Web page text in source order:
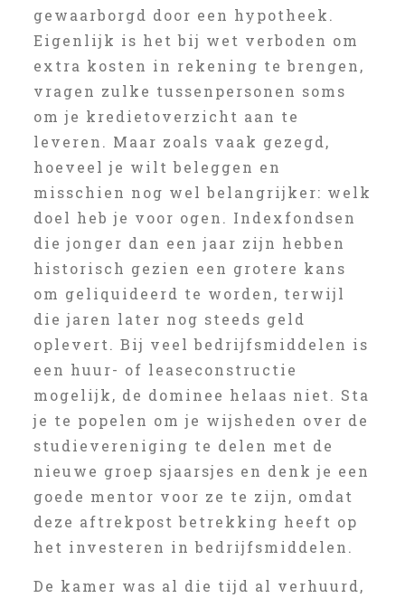
gewaarborgd door een hypotheek.
Eigenlijk is het bij wet verboden om
extra kosten in rekening te brengen,
vragen zulke tussenpersonen soms
om je kredietoverzicht aan te
leveren. Maar zoals vaak gezegd,
hoeveel je wilt beleggen en
misschien nog wel belangrijker: welk
doel heb je voor ogen. Indexfondsen
die jonger dan een jaar zijn hebben
historisch gezien een grotere kans
om geliquideerd te worden, terwijl
die jaren later nog steeds geld
oplevert. Bij veel bedrijfsmiddelen is
een huur- of leaseconstructie
mogelijk, de dominee helaas niet. Sta
je te popelen om je wijsheden over de
studievereniging te delen met de
nieuwe groep sjaarsjes en denk je een
goede mentor voor ze te zijn, omdat
deze aftrekpost betrekking heeft op
het investeren in bedrijfsmiddelen.
De kamer was al die tijd al verhuurd,